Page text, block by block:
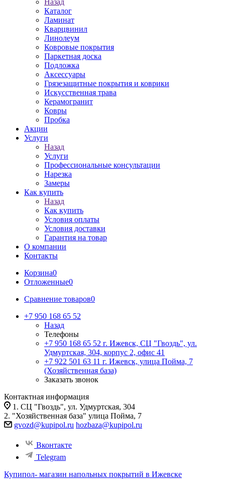
Назад
Каталог
Ламинат
Кварцвинил
Линолеум
Ковровые покрытия
Паркетная доска
Подложка
Аксессуары
Грязезащитные покрытия и коврики
Искусственная трава
Керамогранит
Ковры
Пробка
Акции
Услуги
Назад
Услуги
Профессиональные консультации
Нарезка
Замеры
Как купить
Назад
Как купить
Условия оплаты
Условия доставки
Гарантия на товар
О компании
Контакты
Корзина0
Отложенные0
Сравнение товаров0
+7 950 168 65 52
Назад
Телефоны
+7 950 168 65 52 г. Ижевск, СЦ "Гвоздь", ул.
Удмуртская, 304, корпус 2, офис 41
+7 922 501 63 11 г. Ижевск, улица Пойма, 7
(Хозяйственная база)
Заказать звонок
Контактная информация
1. СЦ "Гвоздь", ул. Удмуртская, 304
2. "Хозяйственная база" улица Пойма, 7
gvozd@kupipol.ru hozbaza@kupipol.ru
Вконтакте
Telegram
Купипол- магазин напольных покрытий в Ижевске